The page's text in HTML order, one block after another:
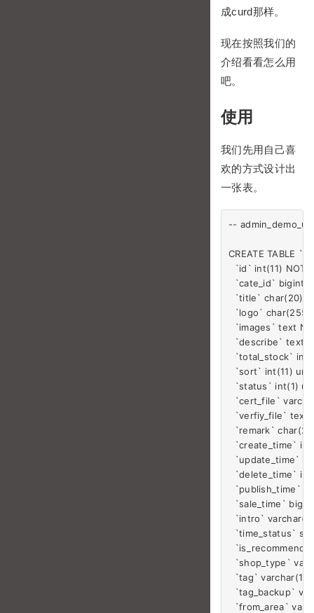
成curd那样。
现在按照我们的
介绍看看怎么用
吧。
使用
我们先用自己喜
欢的方式设计出
一张表。
--
CREATE TABLE
`id` int(11)
`cate_id`
`title`
`logo`
`images` text
`describe` text
`total_stock`
`sort` int(11)
`status` int(1)
`cert_file`
`verfiy_file`
`remark`
`create_time`
`update_time`
`delete_time`
`publish_time`
`sale_time`
`intro`
`time_status`
`is_recommend`
`shop_type`
`tag`
`tag_backup`
`from_area`